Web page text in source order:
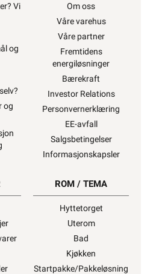
Vi
og
og
Om oss
Våre varehus
Våre partner
Fremtidens
energiløsninger
Bærekraft
Investor Relations
Personvernerklæring
EE-avfall
Salgsbetingelser
Informasjonskapsler
ROM / TEMA
Hyttetorget
Uterom
Bad
Kjøkken
Startpakke/Pakkeløsning